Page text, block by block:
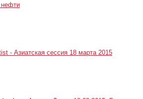
нефти
- Азиатская сессия 18 марта 2015